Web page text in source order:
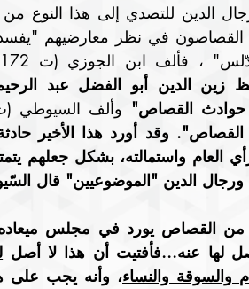
القصاص"
الدين "الموضوعيين" قال
لها عنه...فأفتيت أن هذا لا أصل
والسوقة والنساء